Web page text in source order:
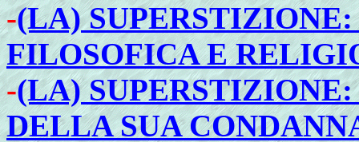
-(LA)
FILOSOFICA E
-(LA)
DELLA SUA